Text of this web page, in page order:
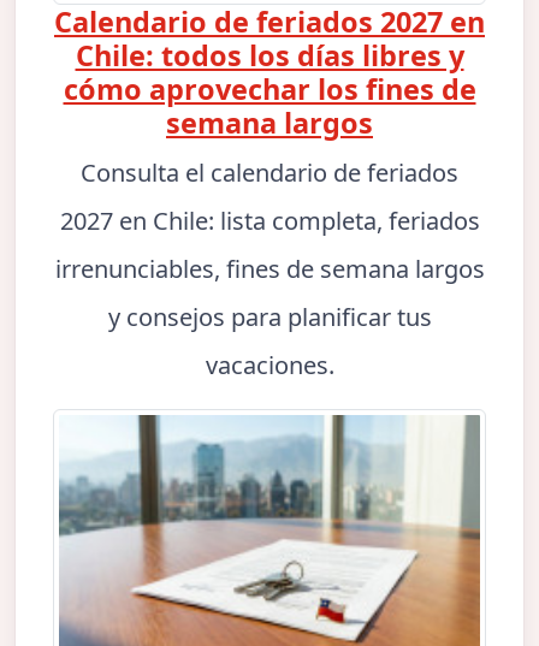
Calendario de feriados 2027 en
Chile: todos los días libres y
cómo aprovechar los fines de
semana largos
Consulta el calendario de feriados
2027 en Chile: lista completa, feriados
irrenunciables, fines de semana largos
y consejos para planificar tus
vacaciones.